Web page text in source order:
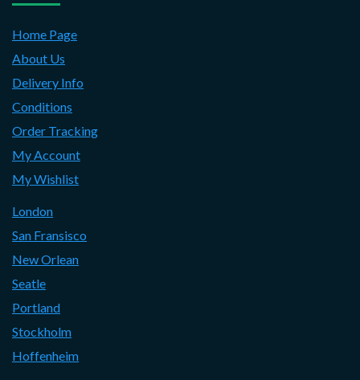
Home Page
About Us
Delivery Info
Conditions
Order Tracking
My Account
My Wishlist
London
San Fransisco
New Orlean
Seatle
Portland
Stockholm
Hoffenheim